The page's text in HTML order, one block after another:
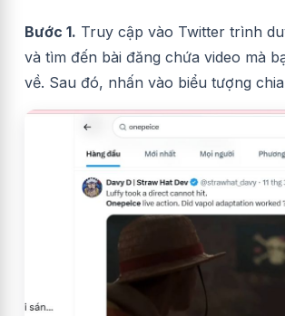
Bước 1. Truy cập vào Twitter trình
và tìm đến bài đăng chứa video mà
về. Sau đó, nhấn vào biểu tượng